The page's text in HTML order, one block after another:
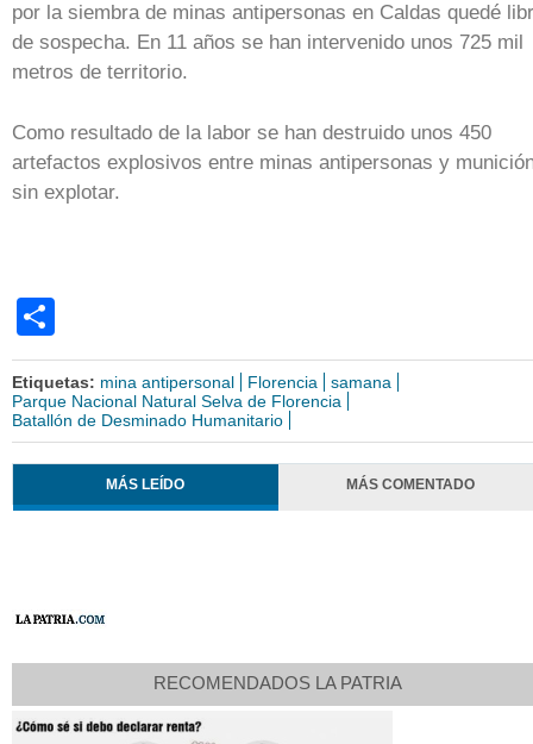
por la siembra de minas antipersonas en Caldas quedé
de sospecha. En 11 años se han intervenido unos 725 mil
metros de territorio.
Como resultado de la labor se han destruido unos 450
artefactos explosivos entre minas antipersonas y
sin explotar.
Etiquetas: mina antipersonal Florencia
samana
Parque Nacional Natural Selva de Florencia
Batallón de Desminado Humanitario
MÁS LEÍDO MÁS COMENTADO
RECOMENDADOS LA PATRIA